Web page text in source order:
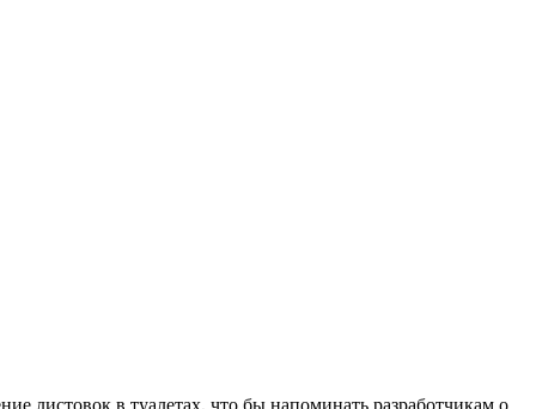
листовок в туалетах, что бы напоминать разработчикам о